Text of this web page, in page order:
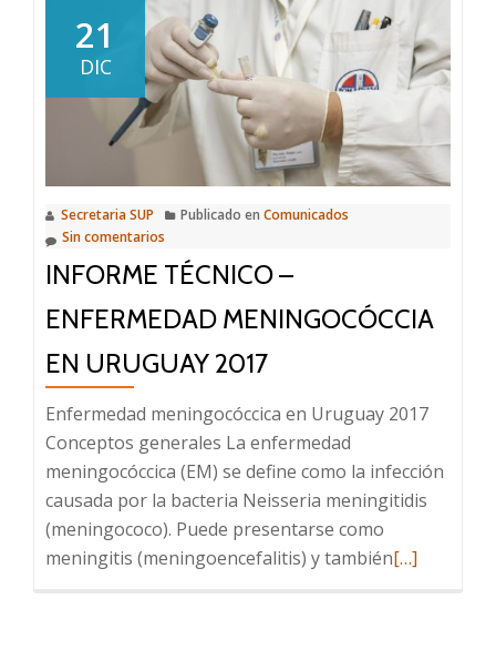
COVID
en
y
respuestas
21
DIC
Secretaria SUP Publicado en Comunicados
Sin comentarios
INFORME TÉCNICO –
ENFERMEDAD MENINGOCÓCCIA
EN URUGUAY 2017
Enfermedad meningocóccica en Uruguay 2017
Conceptos generales La enfermedad
meningocóccica (EM) se define como la infección
causada por la bacteria Neisseria meningitidis
(meningococo). Puede presentarse como
meningitis (meningoencefalitis) y tambiénLeer
[…]